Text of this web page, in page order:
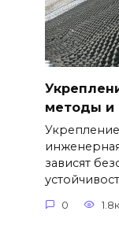
методы и
зависят
0 1.8к.